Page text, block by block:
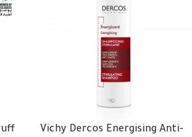
Vichy Dercos Energising Anti-